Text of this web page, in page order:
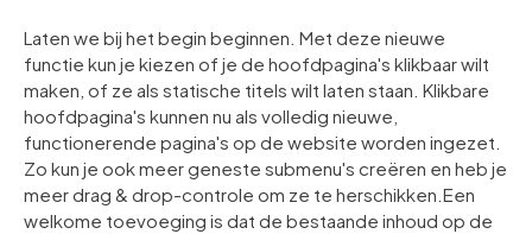
Laten we bij het begin beginnen. Met deze nieuwe
functie kun je kiezen of je de hoofdpagina's klikbaar wilt
maken, of ze als statische titels wilt laten staan. Klikbare
hoofdpagina's kunnen nu als volledig nieuwe,
functionerende pagina's op de website worden ingezet.
Zo kun je ook meer geneste submenu's creëren en heb je
meer drag & drop-controle om ze te herschikken.Een
welkome toevoeging is dat de bestaande inhoud op de